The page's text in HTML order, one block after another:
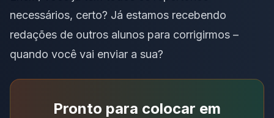
necessários, certo? Já estamos recebendo
redações de outros alunos para corrigirmos –
quando você vai enviar a sua?
Pronto para colocar em